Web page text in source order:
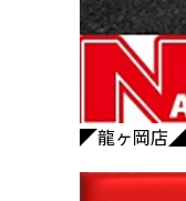
◤龍ヶ岡店